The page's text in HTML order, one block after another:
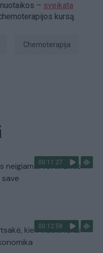
– sveikata
kursą.
chemoterapija
00:11:27
neigiamai vertinantis
00:12:58
kiek vidutiniškai